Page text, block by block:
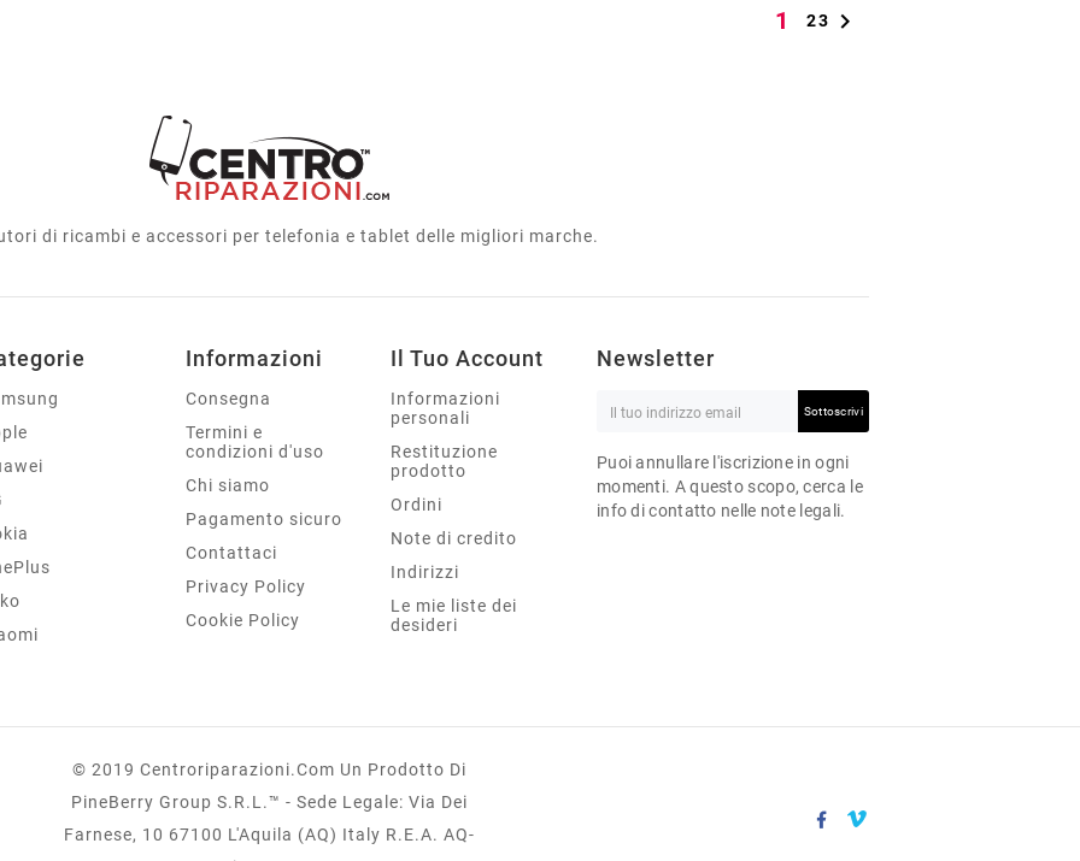
1 23 
di ricambi e accessori per telefonia e tablet delle migliori marche.
Informazioni
Consegna
Termini e
condizioni d'uso
Chi siamo
Pagamento sicuro
Contattaci
Privacy Policy
Cookie Policy
Il Tuo Account
Informazioni
personali
Restituzione
prodotto
Ordini
Note di credito
Indirizzi
Le mie liste dei
desideri
Newsletter
Sottoscrivi
Puoi annullare l'iscrizione in ogni
momenti. A questo scopo, cerca le
info di contatto nelle note legali.
© 2019 Centroriparazioni.com Un Prodotto Di
PineBerry Group S.r.l.™ - Sede Legale: Via Dei
Farnese, 10 67100 L'Aquila (AQ) Italy R.E.A. AQ-